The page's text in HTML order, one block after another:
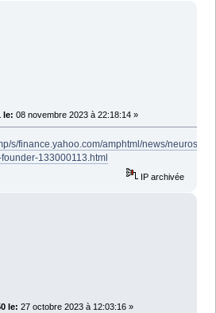
le: 08 novembre 2023 à 22:18:14 »
s/finance.yahoo.com/amphtml/news/
133000113.html
IP archivée
le: 27 octobre 2023 à 12:03:16 »